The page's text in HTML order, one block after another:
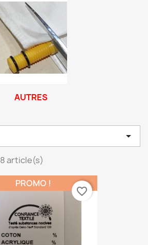
AUTRES

article(s)
PROMO !
favorite_border